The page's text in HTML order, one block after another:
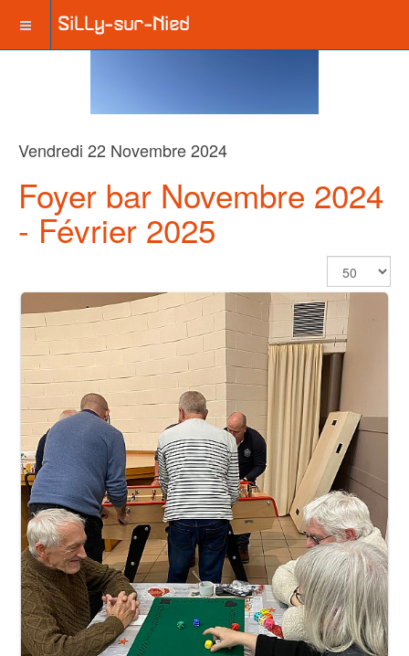
Vendredi 22 Novembre 2024
Foyer bar Novembre 2024
- Février 2025